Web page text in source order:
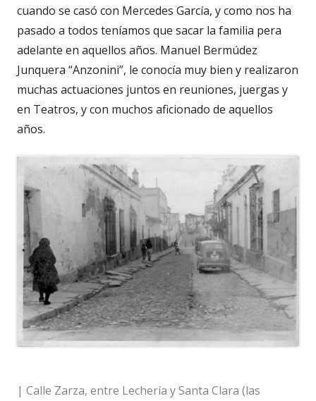
cuando se casó con Mercedes García, y como nos ha
pasado a todos teníamos que sacar la familia pera
adelante en aquellos años. Manuel Bermúdez
Junquera “Anzonini”, le conocía muy bien y realizaron
muchas actuaciones juntos en reuniones, juergas y
en Teatros, y con muchos aficionado de aquellos
años.
| Calle Zarza, entre Lechería y Santa Clara (las